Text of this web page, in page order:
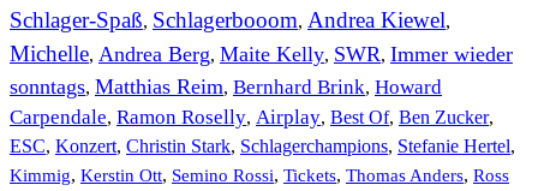
Schlager-Spaß, Schlagerbooom, Andrea Kiewel,
Michelle, Andrea Berg, Maite Kelly, SWR, Immer wieder
sonntags, Matthias Reim, Bernhard Brink, Howard
Carpendale, Ramon Roselly, Airplay, Best Of, Ben Zucker,
ESC, Konzert, Christin Stark, Schlagerchampions, Stefanie Hertel,
Kimmig, Kerstin Ott, Semino Rossi, Tickets, Thomas Anders, Ross